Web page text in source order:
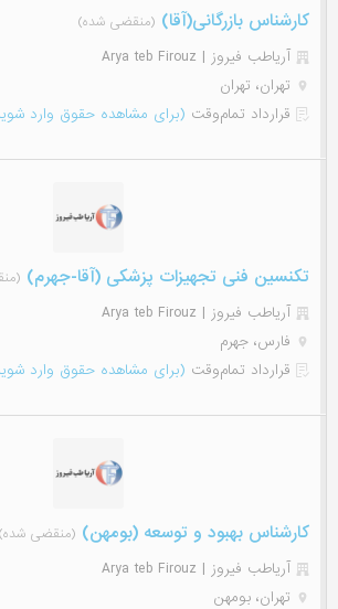
کارشناس بازرگانی(آقا) (منقضی شده)
آریاطب فیروز | Arya teb Firouz
تهران، تهران
قرارداد تمام‌وقت (برای مشاهده حقوق وارد
تکنسین فنی تجهیزات پزشکی (آقا-جهرم)
آریاطب فیروز | Arya teb Firouz
فارس، جهرم
قرارداد تمام‌وقت (برای مشاهده حقوق وارد
کارشناس بهبود و توسعه (بومهن) (منقضی شده)
آریاطب فیروز | Arya teb Firouz
تهران، بومهن